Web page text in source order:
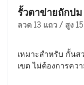
รั้วตาข่ายถักปม
ลวด 13 แถว / สูง
เหมาะสำหรับ กั้นส
เขต ไม่ต้องการคว